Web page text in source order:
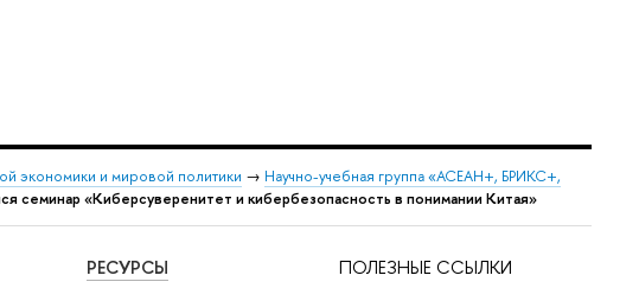
экономики и мировой политики → Научно-учебная группа «АСЕАН+, БРИКС+,
семинар «Киберсуверенитет и кибербезопасность в понимании Китая»
РЕСУРСЫ ПОЛЕЗНЫЕ ССЫЛКИ